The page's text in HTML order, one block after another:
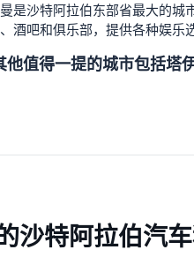
是沙特阿拉伯东部省最大的城
酒吧和俱乐部，提供各种娱乐
值得一提的城市包括塔
沙特阿拉伯汽